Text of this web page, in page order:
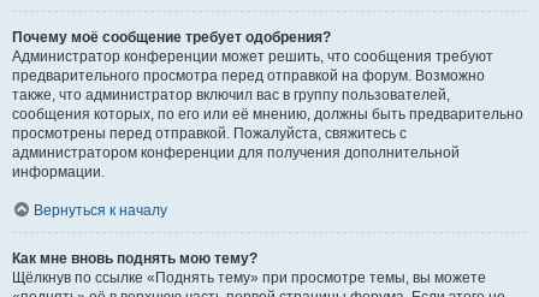
Почему моё сообщение требует одобрения?
Администратор конференции может решить, что сообщения требуют
предварительного просмотра перед отправкой на форум. Возможно
также, что администратор включил вас в группу пользователей,
сообщения которых, по его или её мнению, должны быть предварительно
просмотрены перед отправкой. Пожалуйста, свяжитесь с
администратором конференции для получения дополнительной
информации.
Вернуться к началу
Как мне вновь поднять мою тему?
Щёлкнув по ссылке «Поднять тему» при просмотре темы, вы можете